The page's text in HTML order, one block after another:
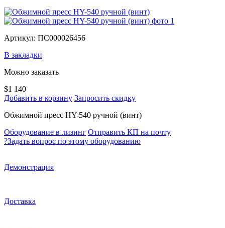
Артикул: ПС000026456
В закладки
Можно заказать
$1 140
Добавить в корзину Запросить скидку
Обжимной пресс HY-540 ручной (винт)
Оборудование в лизинг Отправить КП на почту
?Задать вопрос по этому оборудованию
Демонстрация
Доставка